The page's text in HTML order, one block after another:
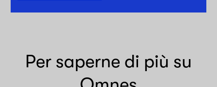
Per saperne di più su